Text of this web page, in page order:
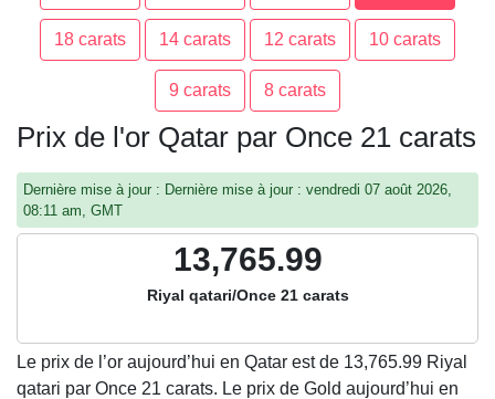
18 carats 14 carats 12 carats 10 carats
9 carats 8 carats
Prix de l'or Qatar par Once 21 carats
Dernière mise à jour : Dernière mise à jour : vendredi 07 août 2026,
08:11 am, GMT
13,765.99
Riyal qatari/Once 21 carats
Le prix de l’or aujourd’hui en Qatar est de 13,765.99 Riyal
qatari par Once 21 carats. Le prix de Gold aujourd’hui en